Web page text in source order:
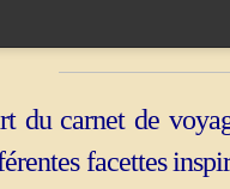
du carnet de
facettes